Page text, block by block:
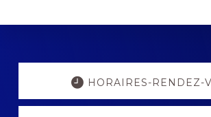
Explore
HORAIRES-RENDEZ-